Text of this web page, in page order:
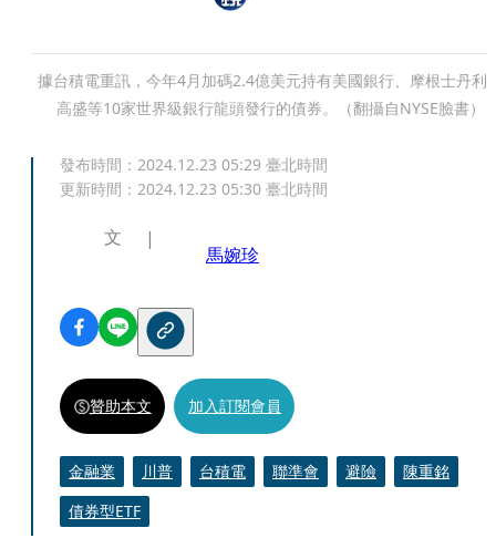
據台積電重訊，今年4月加碼2.4億美元持有美國銀行、摩根士丹利
高盛等10家世界級銀行龍頭發行的債券。（翻攝自NYSE臉書）
發布時間： 2024.12.23 05:29 臺北時間
更新時間： 2024.12.23 05:30 臺北時間
文
馬婉珍
贊助本文 加入訂閱會員
金融業 川普 台積電 聯準會 避險
陳重銘
債券型ETF